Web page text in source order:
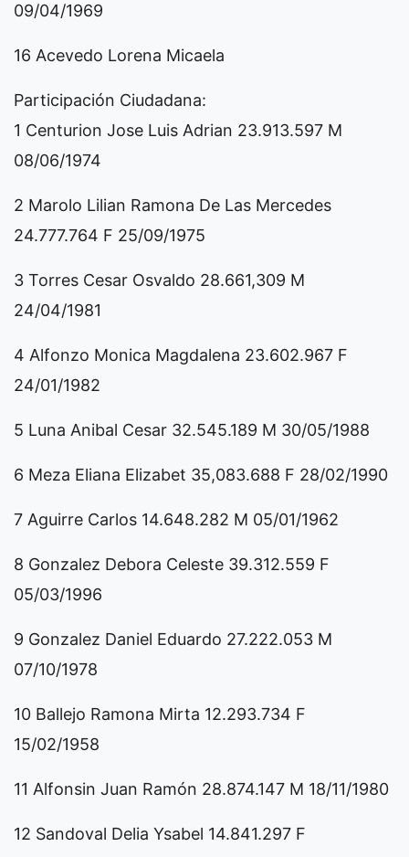
09/04/1969
16 Acevedo Lorena Micaela
Participación Ciudadana:
1 Centurion Jose Luis Adrian 23.913.597 M
08/06/1974
2 Marolo Lilian Ramona De Las Mercedes
24.777.764 F 25/09/1975
3 Torres Cesar Osvaldo 28.661,309 M
24/04/1981
4 Alfonzo Monica Magdalena 23.602.967 F
24/01/1982
5 Luna Anibal Cesar 32.545.189 M 30/05/1988
6 Meza Eliana Elizabet 35,083.688 F 28/02/1990
7 Aguirre Carlos 14.648.282 M 05/01/1962
8 Gonzalez Debora Celeste 39.312.559 F
05/03/1996
9 Gonzalez Daniel Eduardo 27.222.053 M
07/10/1978
10 Ballejo Ramona Mirta 12.293.734 F
15/02/1958
11 Alfonsin Juan Ramón 28.874.147 M 18/11/1980
12 Sandoval Delia Ysabel 14.841.297 F